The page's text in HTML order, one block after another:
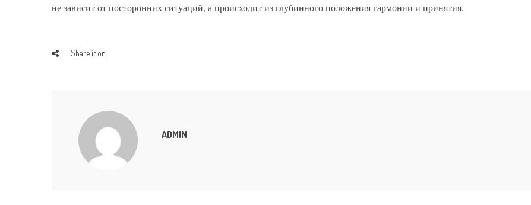
не зависит от посторонних ситуаций, а происходит из глубинного положения гармонии и принятия.
Share it on:
ADMIN